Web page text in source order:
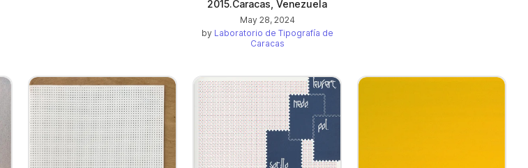
2015.Caracas, Venezuela
May 28, 2024
by Laboratorio de Tipografía de
Caracas